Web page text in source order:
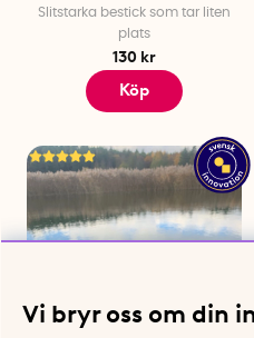
Slitstarka bestick som tar liten
plats
130 kr
Köp
Vi bryr oss om din